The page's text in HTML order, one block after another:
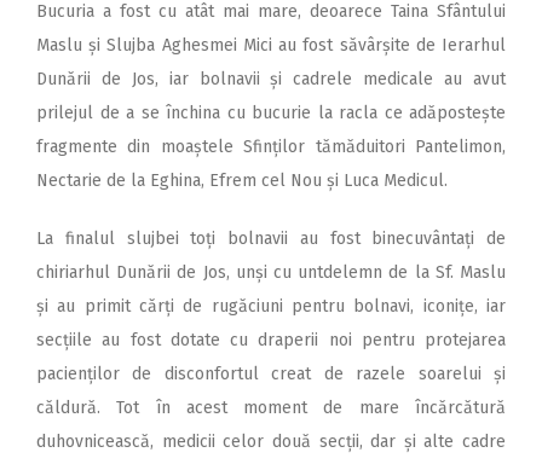
Bucuria a fost cu atât mai mare, deoarece Taina Sfântului
Maslu și Slujba Aghesmei Mici au fost săvârșite de Ierarhul
Dunării de Jos, iar bolnavii și cadrele medicale au avut
prilejul de a se închina cu bucurie la racla ce adăpostește
fragmente din moaștele Sfinților tămăduitori Pantelimon,
Nectarie de la Eghina, Efrem cel Nou și Luca Medicul.
La finalul slujbei toți bolnavii au fost binecuvântați de
chiriarhul Dunării de Jos, unși cu untdelemn de la Sf. Maslu
și au primit cărți de rugăciuni pentru bolnavi, iconițe, iar
secțiile au fost dotate cu draperii noi pentru protejarea
pacienților de disconfortul creat de razele soarelui și
căldură. Tot în acest moment de mare încărcătură
duhovnicească, medicii celor două secții, dar și alte cadre